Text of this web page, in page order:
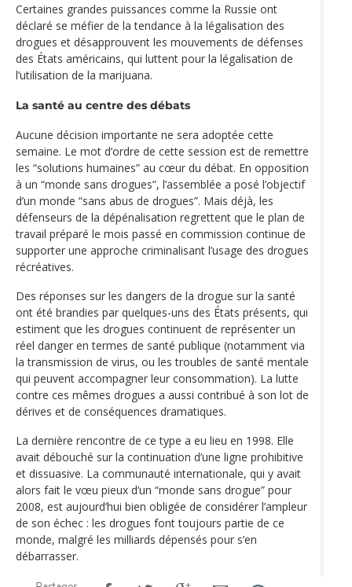
Certaines grandes puissances comme la Russie ont
déclaré se méfier de la tendance à la légalisation des
drogues et désapprouvent les mouvements de défenses
des États américains, qui luttent pour la légalisation de
l’utilisation de la marijuana.
La santé au centre des débats
Aucune décision importante ne sera adoptée cette
semaine. Le mot d’ordre de cette session est de remettre
les “solutions humaines” au cœur du débat. En opposition
à un “monde sans drogues”, l’assemblée a posé l’objectif
d’un monde “sans abus de drogues”. Mais déjà, les
défenseurs de la dépénalisation regrettent que le plan de
travail préparé le mois passé en commission continue de
supporter une approche criminalisant l’usage des drogues
récréatives.
Des réponses sur les dangers de la drogue sur la santé
ont été brandies par quelques-uns des États présents, qui
estiment que les drogues continuent de représenter un
réel danger en termes de santé publique (notamment via
la transmission de virus, ou les troubles de santé mentale
qui peuvent accompagner leur consommation). La lutte
contre ces mêmes drogues a aussi contribué à son lot de
dérives et de conséquences dramatiques.
La dernière rencontre de ce type a eu lieu en 1998. Elle
avait débouché sur la continuation d’une ligne prohibitive
et dissuasive. La communauté internationale, qui y avait
alors fait le vœu pieux d’un “monde sans drogue” pour
2008, est aujourd’hui bien obligée de considérer l’ampleur
de son échec : les drogues font toujours partie de ce
monde, malgré les milliards dépensés pour s’en
débarrasser.